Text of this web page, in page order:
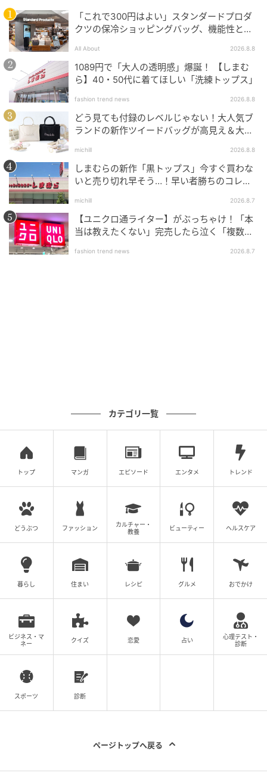
出典：ユニクロ
【ユニクロ】「イージーユーティリティパンツ」
「これで300円はよい」スタンダードプロダ
クツの保冷ショッピングバッグ、機能性とデ
All About 2026.8.8
1089円で「大人の透明感」爆誕！ 【しまむ
ら】40・50代に着てほしい「洗練トップス」
fashion trend news 2026.8.8
どう見ても付録のレベルじゃない！大人気ブ
ランドの新作ツイードバッグが高見え＆大容
michill 2026.8.8
しまむらの新作「黒トップス」今すぐ買わな
いと売り切れ早そう…！早い者勝ちのコレ買
michill 2026.8.7
【ユニクロ通ライター】がぶっちゃけ！「本
当は教えたくない」完売したら泣く「複数買
fashion trend news 2026.8.7
カテゴリ一覧
トップ マンガ エピソード エンタメ トレンド
どうぶつ ファッション
カルチャー・
教養
ビューティー ヘルスケア
暮らし 住まい レシピ グルメ おでかけ
ビジネス・マ
ネー
クイズ 恋愛 占い
心理テスト・
診断
スポーツ 診断
ページトップへ戻る